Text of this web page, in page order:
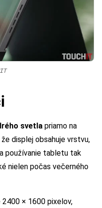
svetla priamo na
displej obsahuje vrstvu,
používanie tabletu tak
nielen počas večerného
2400 × 1600 pixelov,